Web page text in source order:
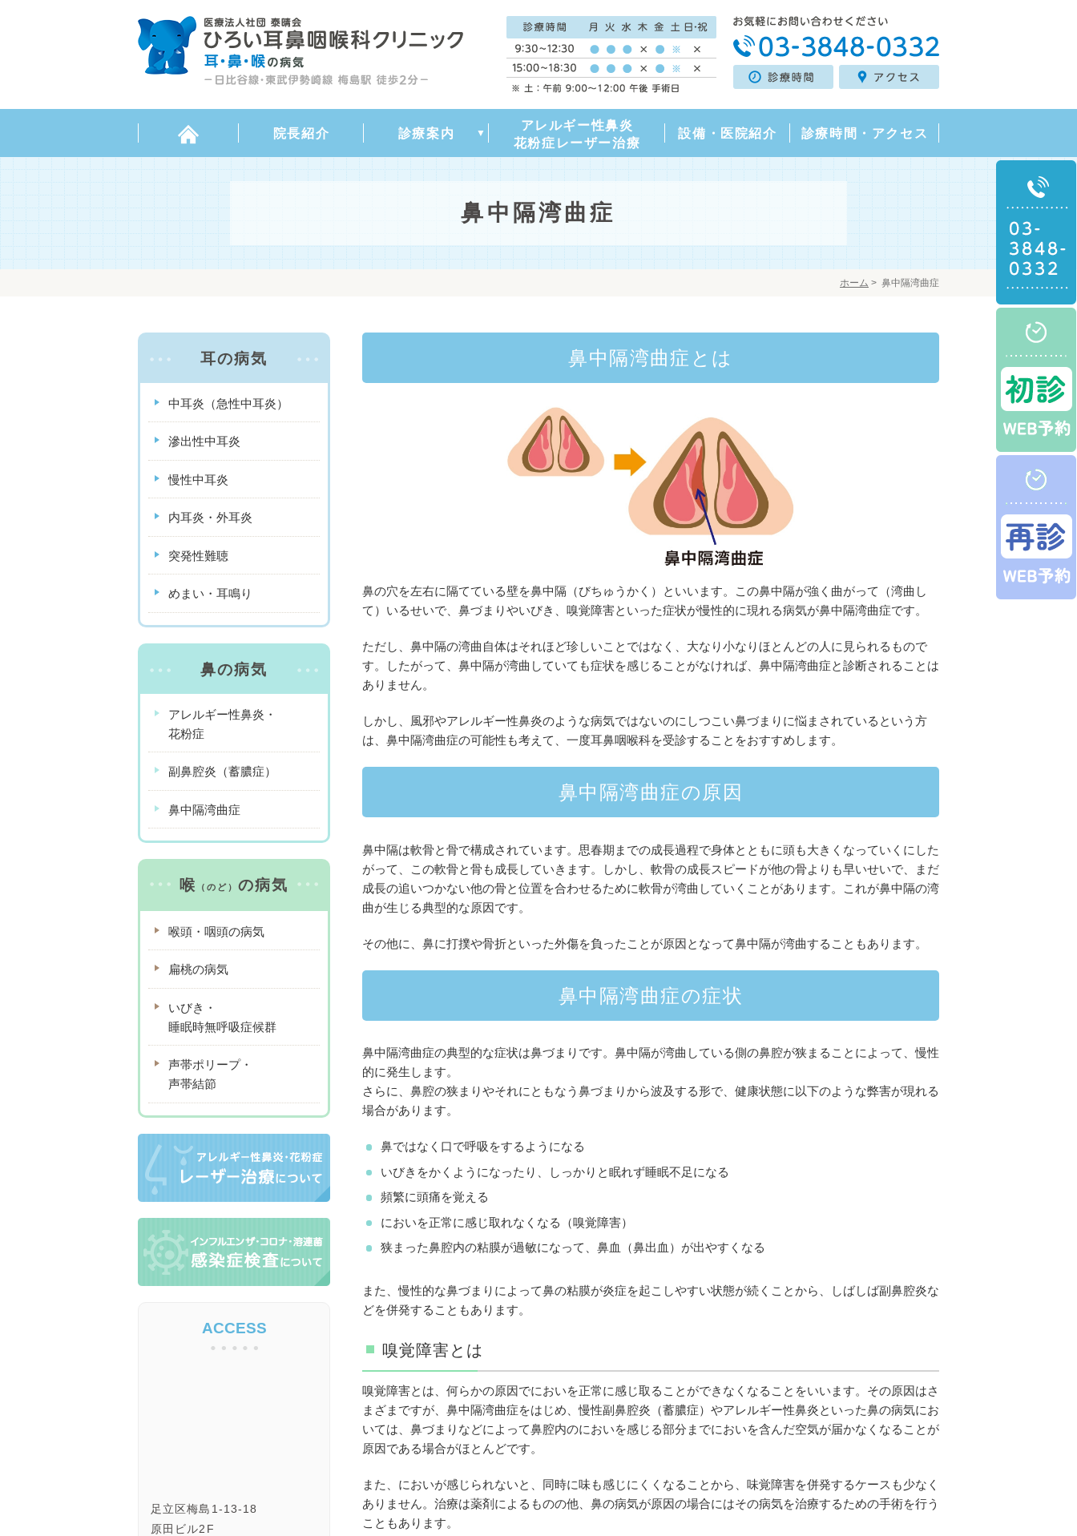
院長紹介 診療案内
診療内容一覧
中耳炎について
アレルギー性鼻炎・花粉症
副鼻腔炎（蓄膿症）
鼻中隔湾曲症
いびき・睡眠時無呼吸症候
群
喉（のど）の病気
めまい・耳鳴り
アレルギー性鼻炎
花粉症レーザー治療
設備・医院紹介 診療時間・アクセス
鼻中隔湾曲症
ホーム > 鼻中隔湾曲症
鼻中隔湾曲症とは
鼻の穴を左右に隔てている壁を鼻中隔（びちゅうかく）といいます。この鼻中隔が強く曲がって（湾曲し
て）いるせいで、鼻づまりやいびき、嗅覚障害といった症状が慢性的に現れる病気が鼻中隔湾曲症です。
ただし、鼻中隔の湾曲自体はそれほど珍しいことではなく、大なり小なりほとんどの人に見られるもので
す。したがって、鼻中隔が湾曲していても症状を感じることがなければ、鼻中隔湾曲症と診断されることは
ありません。
しかし、風邪やアレルギー性鼻炎のような病気ではないのにしつこい鼻づまりに悩まされているという方
は、鼻中隔湾曲症の可能性も考えて、一度耳鼻咽喉科を受診することをおすすめします。
鼻中隔湾曲症の原因
鼻中隔は軟骨と骨で構成されています。思春期までの成長過程で身体とともに頭も大きくなっていくにした
がって、この軟骨と骨も成長していきます。しかし、軟骨の成長スピードが他の骨よりも早いせいで、まだ
成長の追いつかない他の骨と位置を合わせるために軟骨が湾曲していくことがあります。これが鼻中隔の湾
曲が生じる典型的な原因です。
その他に、鼻に打撲や骨折といった外傷を負ったことが原因となって鼻中隔が湾曲することもあります。
鼻中隔湾曲症の症状
鼻中隔湾曲症の典型的な症状は鼻づまりです。鼻中隔が湾曲している側の鼻腔が狭まることによって、慢性
的に発生します。
さらに、鼻腔の狭まりやそれにともなう鼻づまりから波及する形で、健康状態に以下のような弊害が現れる
場合があります。
鼻ではなく口で呼吸をするようになる
いびきをかくようになったり、しっかりと眠れず睡眠不足になる
頻繁に頭痛を覚える
においを正常に感じ取れなくなる（嗅覚障害）
狭まった鼻腔内の粘膜が過敏になって、鼻血（鼻出血）が出やすくなる
また、慢性的な鼻づまりによって鼻の粘膜が炎症を起こしやすい状態が続くことから、しばしば副鼻腔炎な
どを併発することもあります。
嗅覚障害とは
嗅覚障害とは、何らかの原因でにおいを正常に感じ取ることができなくなることをいいます。その原因はさ
まざまですが、鼻中隔湾曲症をはじめ、慢性副鼻腔炎（蓄膿症）やアレルギー性鼻炎といった鼻の病気にお
いては、鼻づまりなどによって鼻腔内のにおいを感じる部分までにおいを含んだ空気が届かなくなることが
原因である場合がほとんどです。
また、においが感じられないと、同時に味も感じにくくなることから、味覚障害を併発するケースも少なく
ありません。治療は薬剤によるものの他、鼻の病気が原因の場合にはその病気を治療するための手術を行う
こともあります。
耳の病気
中耳炎（急性中耳炎）
滲出性中耳炎
慢性中耳炎
内耳炎・外耳炎
突発性難聴
めまい・耳鳴り
鼻の病気
アレルギー性鼻炎・
花粉症
副鼻腔炎（蓄膿症）
鼻中隔湾曲症
喉 （のど） の病気
喉頭・咽頭の病気
扁桃の病気
いびき・
睡眠時無呼吸症候群
声帯ポリープ・
声帯結節
ACCESS
足立区梅島1-13-18
原田ビル2F